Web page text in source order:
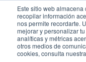
Este sitio web
recopilar información
nos permite recordarte.
mejorar y personalizar
analíticas y métricas
otros medios de
cookies, consulta nuestra
Main
The School of
in
and